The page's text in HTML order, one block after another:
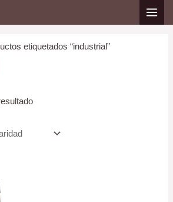
etiquetados “industrial”